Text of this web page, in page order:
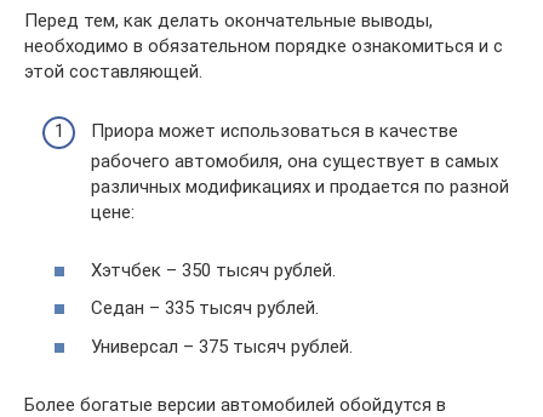
Перед тем, как делать окончательные выводы,
необходимо в обязательном порядке ознакомиться и с
этой составляющей.
Приора может использоваться в качестве
рабочего автомобиля, она существует в самых
различных модификациях и продается по разной
цене:
Хэтчбек – 350 тысяч рублей.
Седан – 335 тысяч рублей.
Универсал – 375 тысяч рублей.
Более богатые версии автомобилей обойдутся в